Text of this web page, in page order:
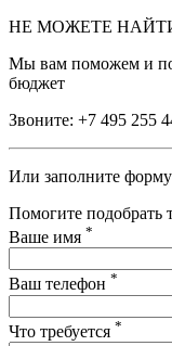
НЕ МОЖЕТЕ
Мы вам поможем и
бюджет
Звоните: +7 495 255
Или заполните форму
Помогите подобрать
Ваше имя *
Ваш телефон *
Что требуется *